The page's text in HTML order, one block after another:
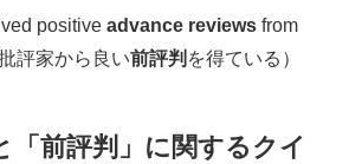
positive advance reviews from
評家から良い前評判 を得ている）
「前評判」に関するクイ